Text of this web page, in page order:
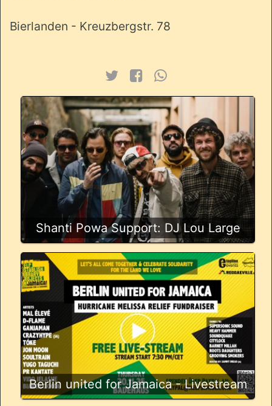
Bierlanden - Kreuzbergstr. 78
Shanti Powa Support: DJ Lou Large
Berlin united for Jamaica - Livestream